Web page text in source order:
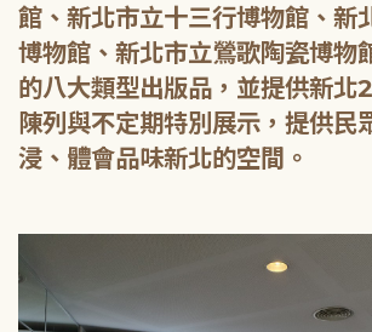
館、新北市立十三行博物館、新
博物館、新北市立鶯歌陶瓷博物
的八大類型出版品，並提供新北
陳列與不定期特別展示，提供民
浸、體會品味新北的空間。